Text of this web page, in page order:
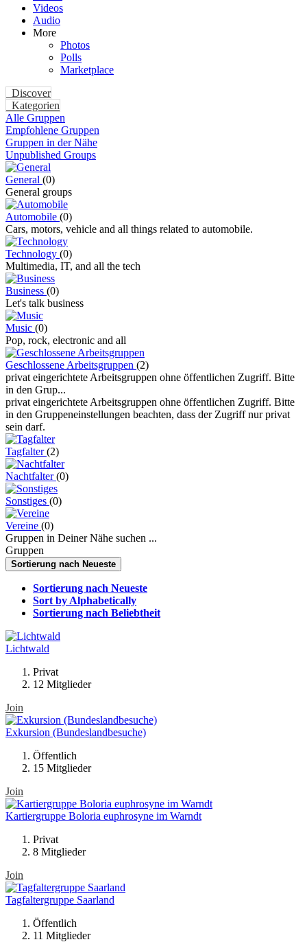
Videos
Audio
More
Photos
Polls
Marketplace
Discover
Kategorien
Alle Gruppen
Empfohlene Gruppen
Gruppen in der Nähe
Unpublished Groups
General (0)
General groups
Automobile (0)
Cars, motors, vehicle and all things related to automobile.
Technology (0)
Multimedia, IT, and all the tech
Business (0)
Let's talk business
Music (0)
Pop, rock, electronic and all
Geschlossene Arbeitsgruppen (2)
privat eingerichtete Arbeitsgruppen ohne öffentlichen Zugriff. Bitte
in den Grup...
privat eingerichtete Arbeitsgruppen ohne öffentlichen Zugriff. Bitte
in den Gruppeneinstellungen beachten, dass der Zugriff nur privat
sein darf.
Tagfalter(2)
Nachtfalter(0)
Sonstiges (0)
Vereine (0)
Gruppen in Deiner Nähe suchen ...
Gruppen
Sortierung nach Neueste
Sortierung nach Neueste
Sort by Alphabetically
Sortierung nach Beliebtheit
Lichtwald
Privat
12 Mitglieder
Join
Exkursion (Bundeslandbesuche)
Öffentlich
15 Mitglieder
Join
Kartiergruppe Boloria euphrosyne im Warndt
Privat
8 Mitglieder
Join
Tagfaltergruppe Saarland
Öffentlich
11 Mitglieder